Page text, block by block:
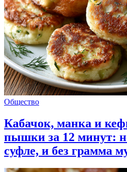
Общество
Кабачок, манка и
пышки за 12 минут:
суфле, и без грамма